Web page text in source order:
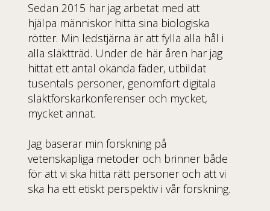
Sedan 2015 har jag arbetat med att
hjälpa människor hitta sina biologiska
rötter. Min ledstjärna är att fylla alla hål i
alla släktträd. Under de här åren har jag
hittat ett antal okända fäder, utbildat
tusentals personer, genomfört digitala
släktforskarkonferenser och mycket,
mycket annat.
Jag baserar min forskning på
vetenskapliga metoder och brinner både
för att vi ska hitta rätt personer och att vi
ska ha ett etiskt perspektiv i vår forskning.